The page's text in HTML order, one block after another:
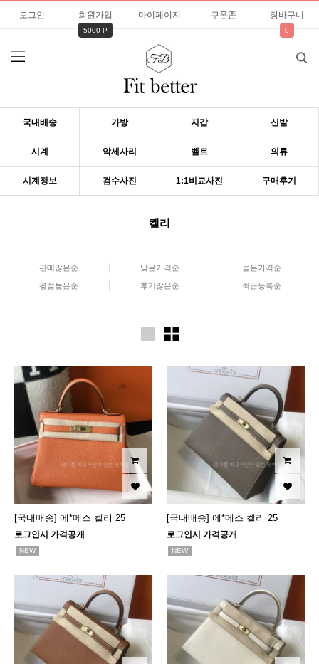
로그인 회원가입
5000 P
마이페이지 쿠폰존 장바구니
0
국내배송 가방 지갑 신발
시계 악세사리 벨트 의류
시계정보 검수사진 1:1비교사진 구매후기
켈리
판매많은순 낮은가격순 높은가격순
평점높은순 후기많은순 최근등록순
[국내배송] 에*메스 켈리 25
로그인시 가격공개
NEW
[국내배송] 에*메스 켈리 25
로그인시 가격공개
NEW